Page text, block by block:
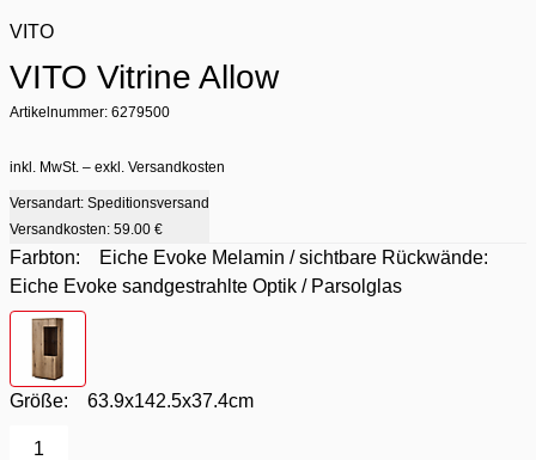
VITO
VITO Vitrine Allow
Artikelnummer: 6279500
inkl. MwSt. – exkl. Versandkosten
Versandart: Speditionsversand
Versandkosten: 59.00 €
Farbton:
Eiche Evoke Melamin / sichtbare Rückwände:
Eiche Evoke sandgestrahlte Optik / Parsolglas
Farbton
Größe: 63.9x142.5x37.4cm
1